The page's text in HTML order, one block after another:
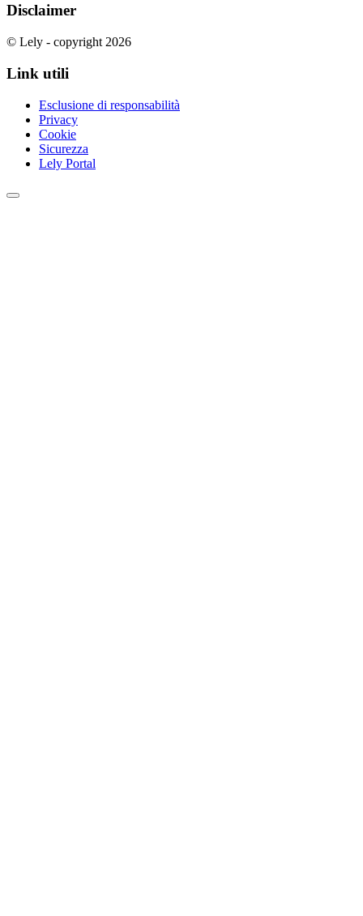
Disclaimer
© Lely - copyright 2026
Link utili
Esclusione di responsabilità
Privacy
Cookie
Sicurezza
Lely Portal